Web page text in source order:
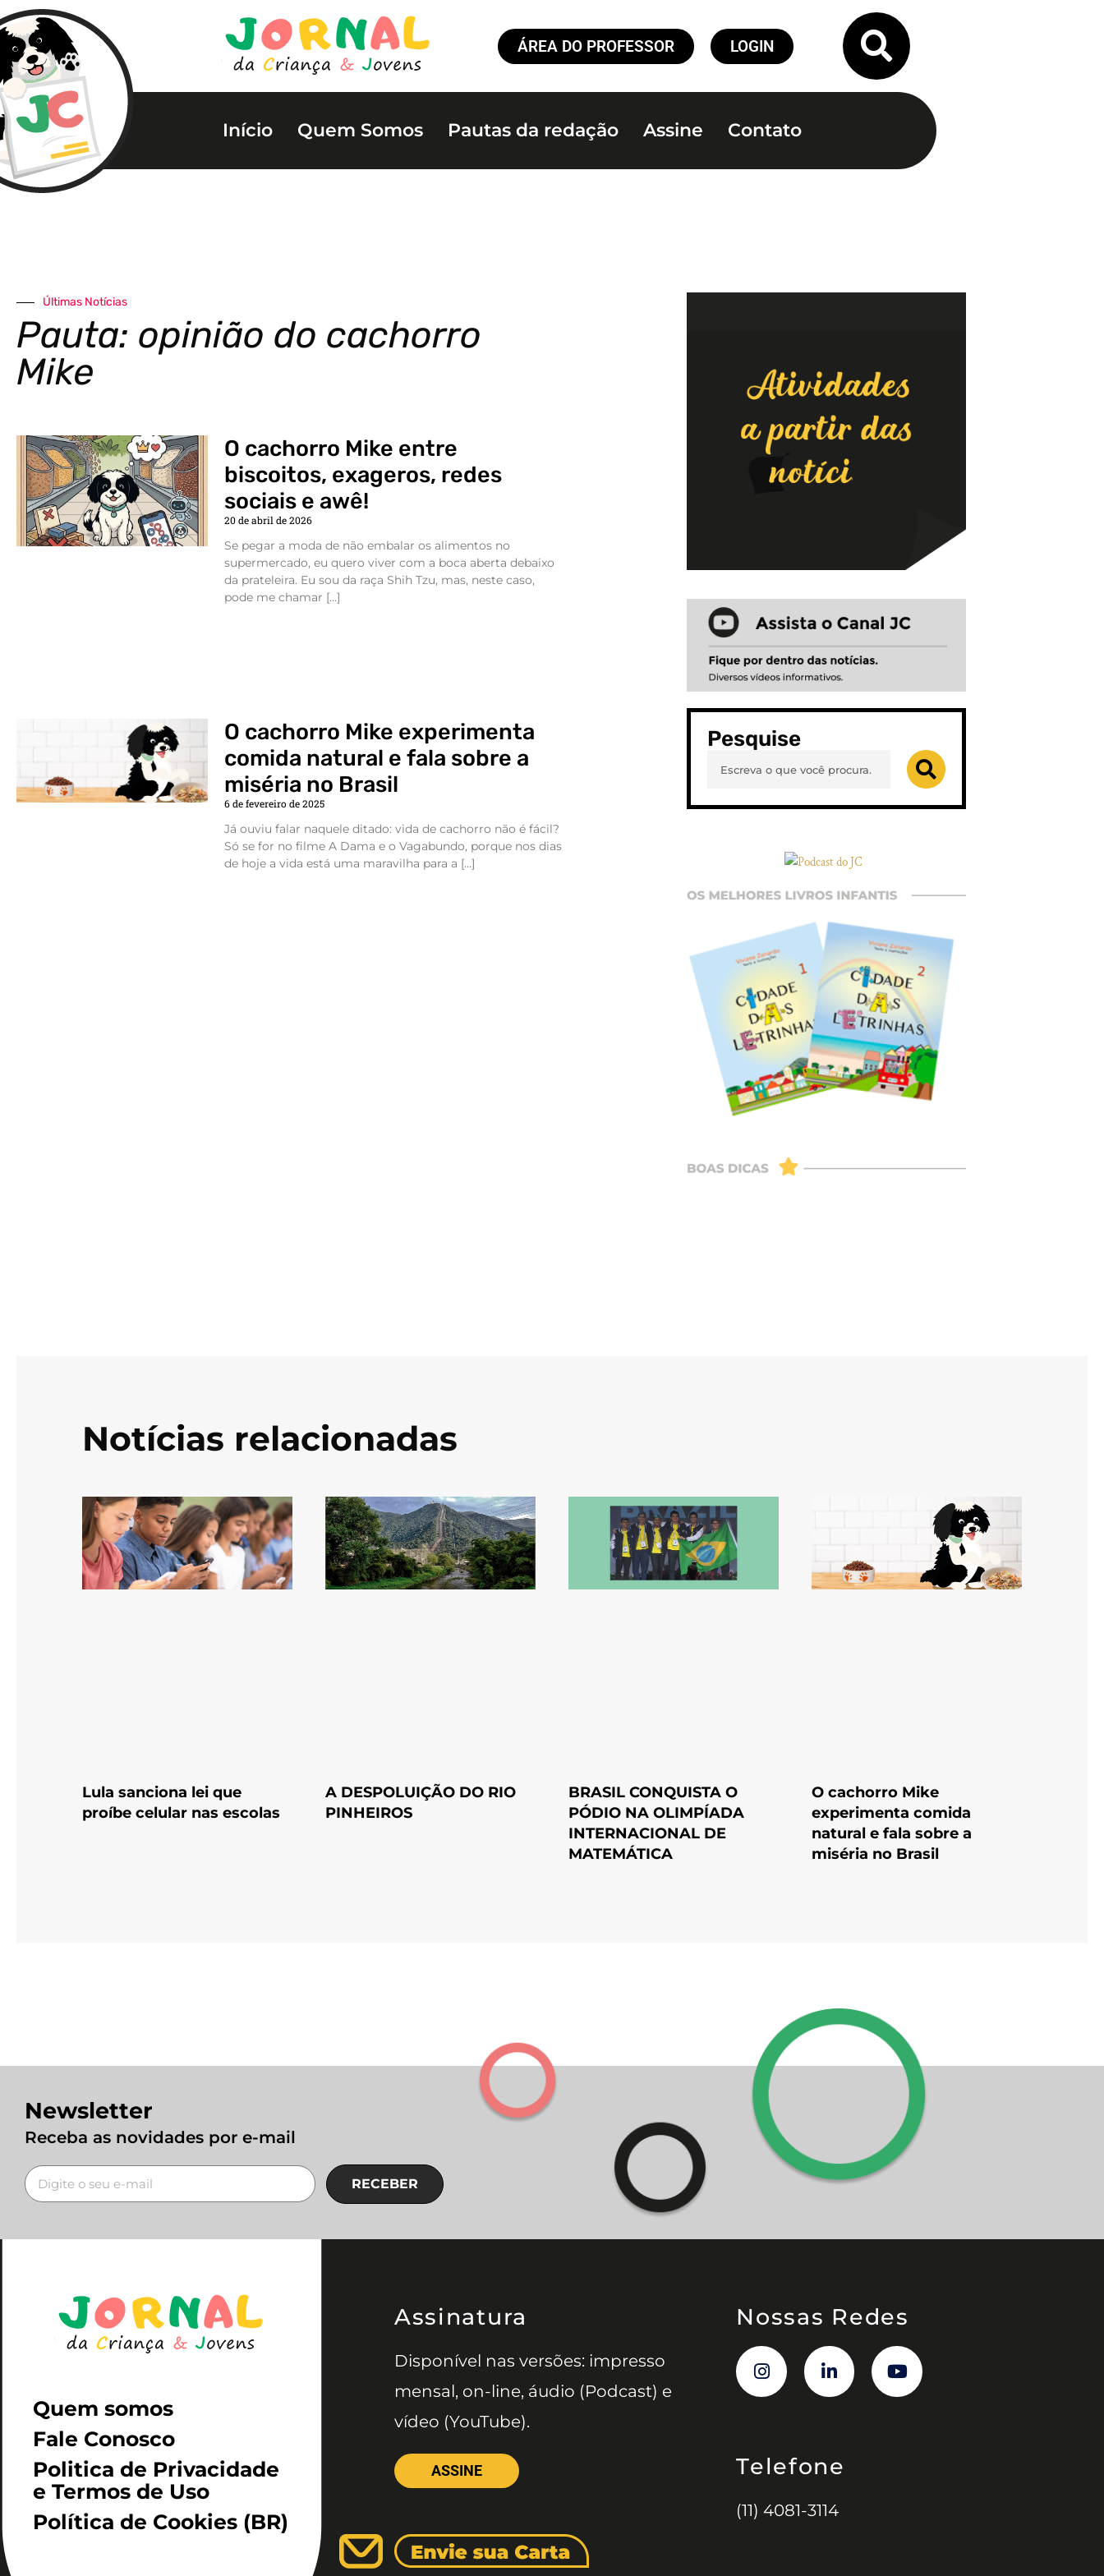
ÁREA DO PROFESSOR LOGIN
Início Quem Somos Pautas da redação Assine Contato
Últimas Notícias
Pauta: opinião do cachorro
Mike
O cachorro Mike entre
biscoitos, exageros, redes
sociais e awê!
20 de abril de 2026
Se pegar a moda de não embalar os alimentos no
supermercado, eu quero viver com a boca aberta debaixo
da prateleira. Eu sou da raça Shih Tzu, mas, neste caso,
pode me chamar […]
O cachorro Mike experimenta
comida natural e fala sobre a
miséria no Brasil
6 de fevereiro de 2025
Já ouviu falar naquele ditado: vida de cachorro não é fácil?
Só se for no filme A Dama e o Vagabundo, porque nos dias
de hoje a vida está uma maravilha para a […]
Pesquise
Notícias relacionadas
Lula sanciona lei que
proíbe celular nas escolas
A DESPOLUIÇÃO DO RIO
PINHEIROS
BRASIL CONQUISTA O
PÓDIO NA OLIMPÍADA
INTERNACIONAL DE
MATEMÁTICA
O cachorro Mike
experimenta comida
natural e fala sobre a
miséria no Brasil
Newsletter
Receba as novidades por e-mail
RECEBER
Quem somos
Fale Conosco
Politica de Privacidade
e Termos de Uso
Política de Cookies (BR)
Assinatura
Disponível nas versões: impresso
mensal, on-line, áudio (Podcast) e
vídeo (YouTube).
ASSINE
Nossas Redes
Telefone
(11) 4081-3114